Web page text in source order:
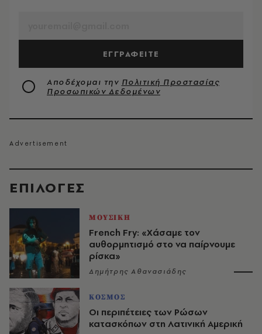
EΠΙΛΟΓΈΣ
ΜΟΥΣΙΚΗ
French Fry: «Χάσαμε τον
αυθορμητισμό στο να παίρνουμε
ρίσκα»
Δημήτρης Αθανασιάδης
ΚΟΣΜΟΣ
Οι περιπέτειες των Ρώσων
κατασκόπων στη Λατινική Αμερική
ΕΓΓΡΑΦΕΙΤΕ
Αποδέχομαι την Πολιτική Προστασίας
Προσωπικών Δεδομένων